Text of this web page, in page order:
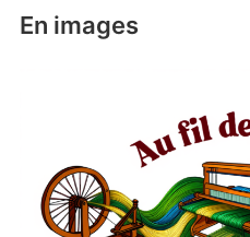
En images